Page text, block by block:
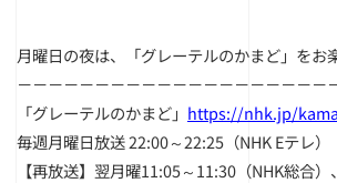
月曜日の夜は、「グレーテルのかまど」をお
－－－－－－－－－－－－－－－－－－－－
「グレーテルのかまど」 https://nhk.jp/
毎週月曜日放送 22:00～22:25（NHK Eテレ）
【再放送】翌月曜11:05～11:30（NHK総合